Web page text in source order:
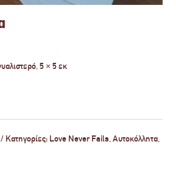
5 × 5 εκ
Κατηγορίες: Love Never Fails,Αυτοκόλλητα,